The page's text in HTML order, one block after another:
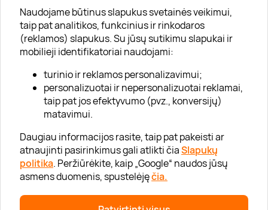
Naudojame būtinus slapukus svetainės veikimui,
taip pat analitikos, funkcinius ir rinkodaros
(reklamos) slapukus. Su jūsų sutikimu slapukai ir
mobilieji identifikatoriai naudojami:
turinio ir reklamos personalizavimui;
personalizuotai ir nepersonalizuotai reklamai,
taip pat jos efektyvumo (pvz., konversijų)
matavimui.
Daugiau informacijos rasite, taip pat pakeisti ar
atnaujinti pasirinkimus gali atlikti čiaSlapukų
politika. Peržiūrėkite, kaip „Google“ naudos jūsų
asmens duomenis, spustelėjęčia.
Apie „Gera Dovana“
Lojalumo klubas
Karjera
Visi partneriai
Kontaktai
Tinklaraštis
Informacija